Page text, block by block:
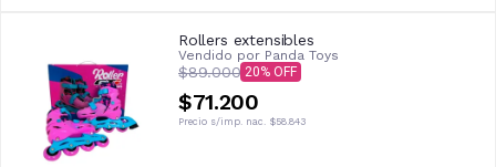
Rollers extensibles
Vendido por Panda Toys
$89.000 20
$71.200
Precio s/imp. nac. $58.843